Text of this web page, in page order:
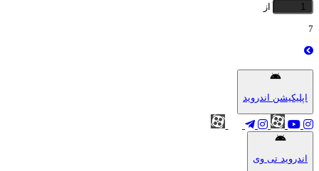
از
7
اپلیکیشن اندروید
اندروید تی وی